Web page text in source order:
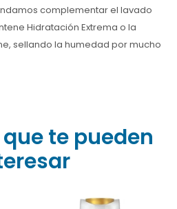
complementar el lavado
Hidratación Extrema o la
sellando la humedad por mucho
te pueden